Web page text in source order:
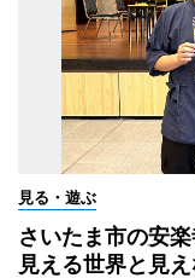
見る・遊ぶ
さいたま市の安
見える世界と見